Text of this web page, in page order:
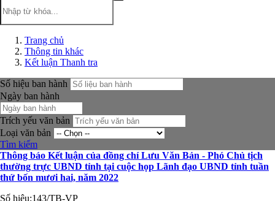
Trang chủ
Thông tin khác
Kết luận Thanh tra
Số hiệu ban hành
Ngày ban hành
Trích yếu văn bản
Loại văn bản
Tìm kiếm
Thông báo Kết luận của đồng chí Lưu Văn Bản - Phó Chủ tịch
thường trực UBND tỉnh tại cuộc họp Lãnh đạo UBND tỉnh tuần
thứ bốn mươi hai, năm 2022
Số hiệu:143/TB-VP